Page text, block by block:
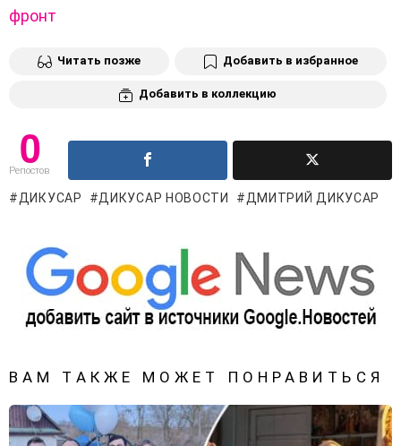
фронт
Читать позже Добавить в избранное
Добавить в коллекцию
0
Репостов
ДИКУСАР ДИКУСАР НОВОСТИ ДМИТРИЙ ДИКУСАР
ВАМ ТАКЖЕ МОЖЕТ ПОНРАВИТЬСЯ